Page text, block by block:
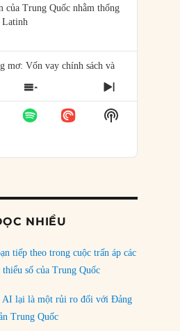
của Trung Quốc nhằm thống
mơ: Vốn vay chính sách và
cho startup vay vốn
trở thành “phòng thí nghiệm”
mới
Bản?
bại: Các quỹ đầu tư mạo
khía cạnh chính trị của vốn
SHOW
EPISODES
LIST
NEXT
EPISODE
Show
Podcast
NHIỀU
tiếp theo trong cuộc trấn áp các
thiểu số của Trung Quốc
AI lại là một rủi ro đối với Đảng
Trung Quốc